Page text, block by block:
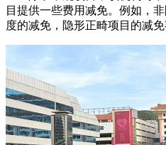
目提供一些费用减免。例如，
度的减免，隐形正畸项目的减免